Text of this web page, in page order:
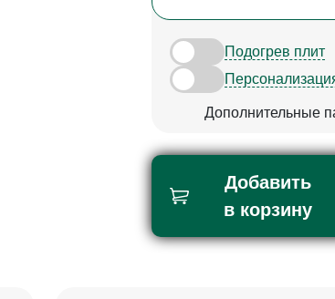
Подогрев плит
Дополнительные
Добавить
в корзину